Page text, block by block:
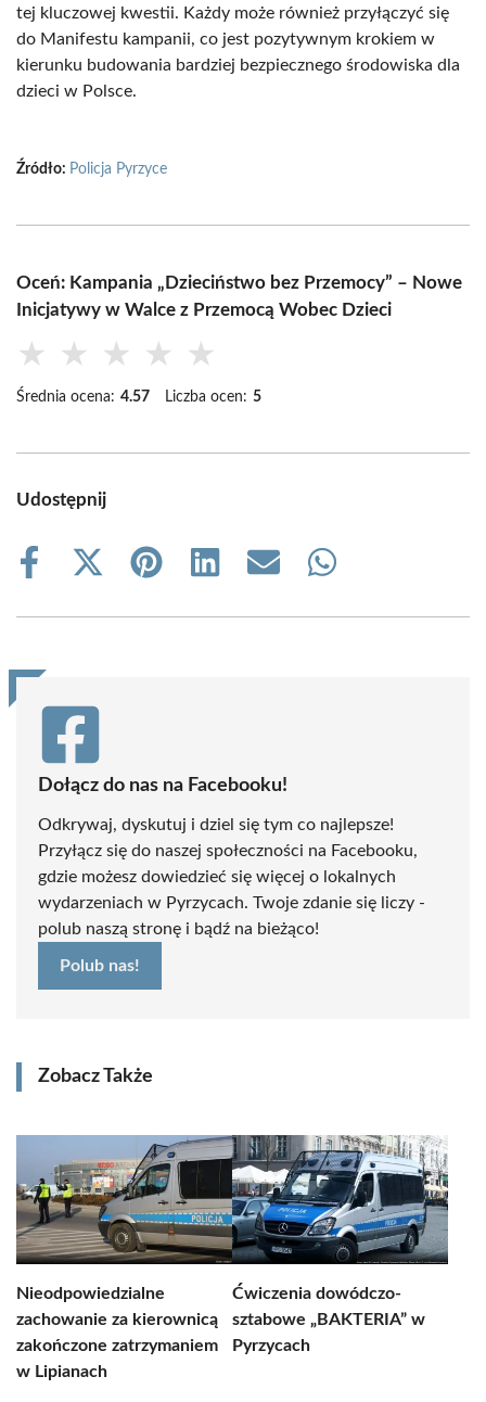
tej kluczowej kwestii. Każdy może również przyłączyć się
do Manifestu kampanii, co jest pozytywnym krokiem w
kierunku budowania bardziej bezpiecznego środowiska dla
dzieci w Polsce.
Źródło: Policja Pyrzyce
Oceń: Kampania „Dzieciństwo bez Przemocy” – Nowe
Inicjatywy w Walce z Przemocą Wobec Dzieci
★ ★ ★ ★ ★
Średnia ocena: 4.57 Liczba ocen: 5
Udostępnij
Share
Share
(Twitter)
Share
Share
Share
Share
Dołącz do nas na Facebooku!
Odkrywaj, dyskutuj i dziel się tym co najlepsze!
Przyłącz się do naszej społeczności na Facebooku,
gdzie możesz dowiedzieć się więcej o lokalnych
wydarzeniach w Pyrzycach. Twoje zdanie się liczy -
polub naszą stronę i bądź na bieżąco!
Polub nas!
Zobacz Także
Nieodpowiedzialne
zachowanie za kierownicą
zakończone zatrzymaniem
w Lipianach
Ćwiczenia dowódczo-
sztabowe „BAKTERIA” w
Pyrzycach